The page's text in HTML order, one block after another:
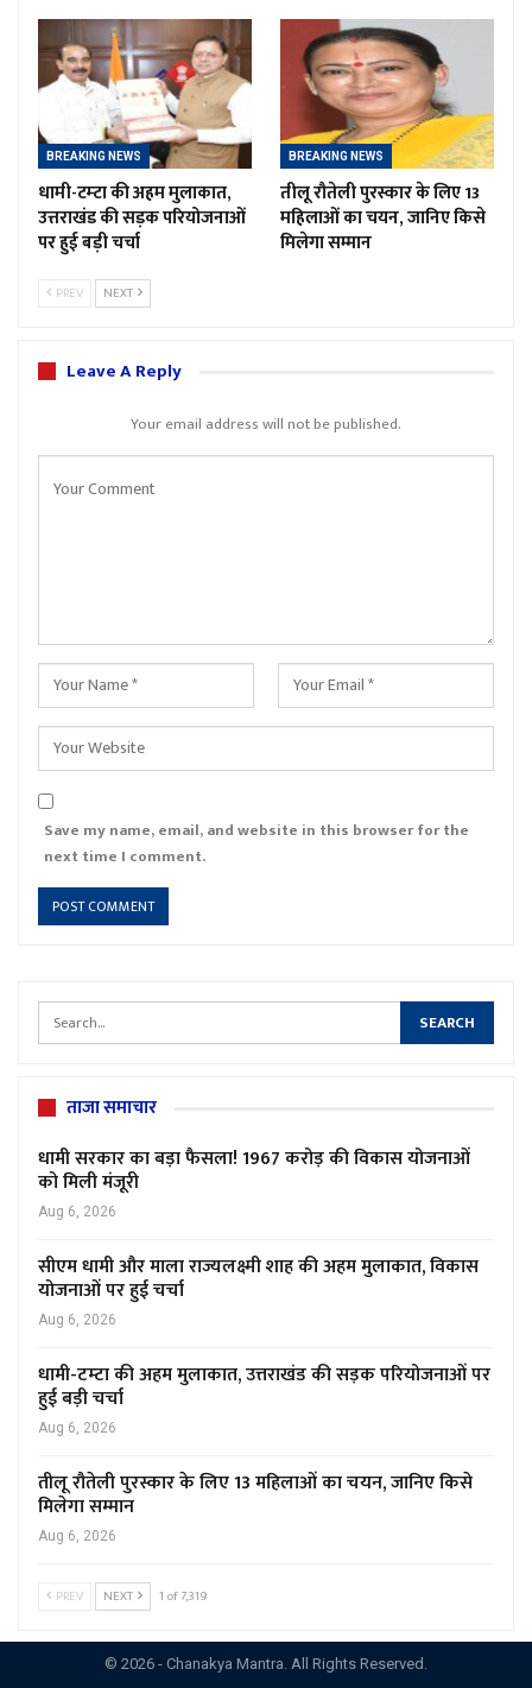
BREAKING NEWS
धामी-टम्टा की अहम मुलाकात,
उत्तराखंड की सड़क परियोजनाओं
पर हुई बड़ी चर्चा
BREAKING NEWS
तीलू रौतेली पुरस्कार के लिए 13
महिलाओं का चयन, जानिए किसे
मिलेगा सम्मान
PREV NEXT
Leave A Reply
Your email address will not be published.
Save my name, email, and website in this browser for the
next time I comment.
ताजा समाचार
धामी सरकार का बड़ा फैसला! 1967 करोड़ की विकास योजनाओं
को मिली मंजूरी
Aug 6, 2026
सीएम धामी और माला राज्यलक्ष्मी शाह की अहम मुलाकात, विकास
योजनाओं पर हुई चर्चा
Aug 6, 2026
धामी-टम्टा की अहम मुलाकात, उत्तराखंड की सड़क परियोजनाओं पर
हुई बड़ी चर्चा
Aug 6, 2026
तीलू रौतेली पुरस्कार के लिए 13 महिलाओं का चयन, जानिए किसे
मिलेगा सम्मान
Aug 6, 2026
PREV NEXT 1 of 7,319
© 2026 - Chanakya Mantra. All Rights Reserved.